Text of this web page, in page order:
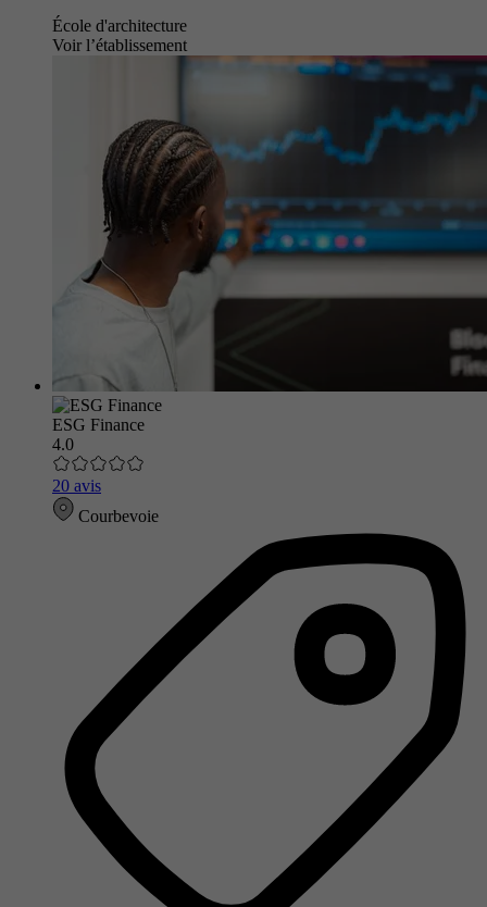
École d'architecture
Voir l’établissement
ESG Finance
4.0
20 avis
Courbevoie